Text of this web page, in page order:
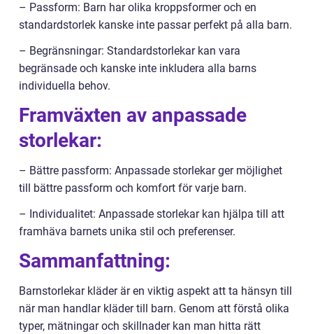
– Passform: Barn har olika kroppsformer och en
standardstorlek kanske inte passar perfekt på alla barn.
– Begränsningar: Standardstorlekar kan vara
begränsade och kanske inte inkludera alla barns
individuella behov.
Framväxten av anpassade
storlekar:
– Bättre passform: Anpassade storlekar ger möjlighet
till bättre passform och komfort för varje barn.
– Individualitet: Anpassade storlekar kan hjälpa till att
framhäva barnets unika stil och preferenser.
Sammanfattning:
Barnstorlekar kläder är en viktig aspekt att ta hänsyn till
när man handlar kläder till barn. Genom att förstå olika
typer, mätningar och skillnader kan man hitta rätt